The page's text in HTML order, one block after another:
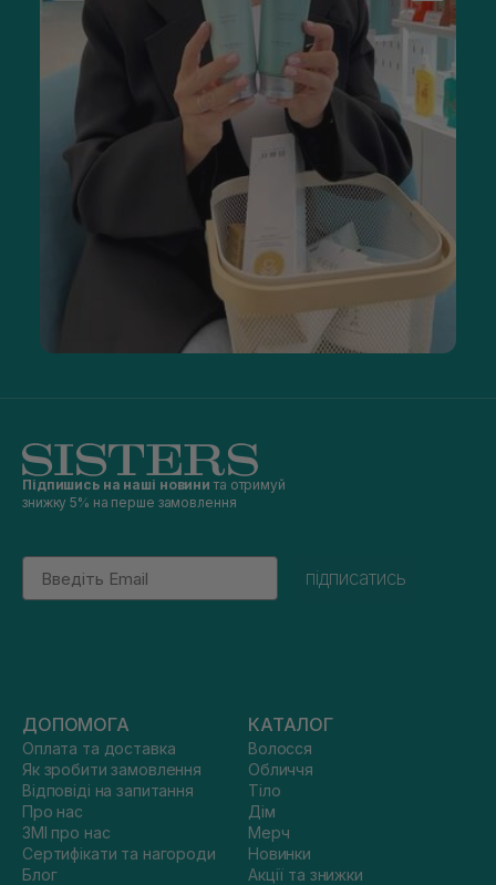
Підпишись на наші новини та отримуй
знижку 5% на перше замовлення
Email
підписатись
ДОПОМОГА
Оплата та доставка
Як зробити замовлення
Відповіді на запитання
Про нас
ЗМІ про нас
Сертифікати та нагороди
Блог
КАТАЛОГ
Волосся
Обличчя
Тіло
Дім
Мерч
Новинки
Акції та знижки